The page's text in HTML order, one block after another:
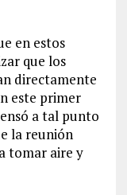
en estos
que los
directamente
este primer
a tal punto
la reunión
tomar aire y